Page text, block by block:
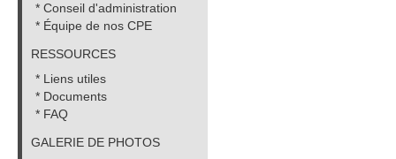
* Conseil d'administration
* Équipe de nos CPE
RESSOURCES
* Liens utiles
* Documents
* FAQ
GALERIE DE PHOTOS